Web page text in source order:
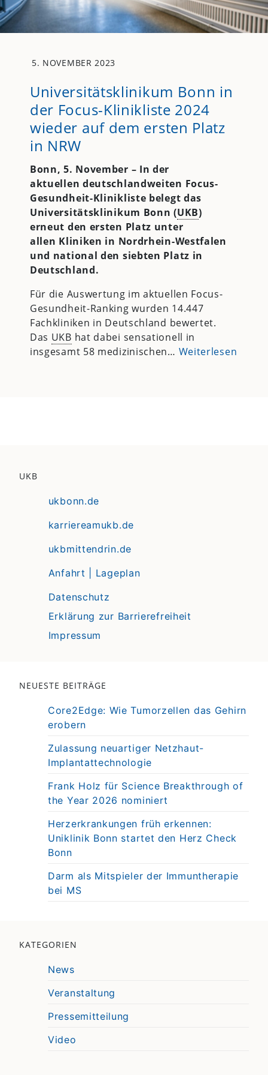
5. NOVEMBER 2023
Universitätsklinikum Bonn in
der Focus-Klinikliste 2024
wieder auf dem ersten Platz
in NRW
Bonn, 5. November – In der
aktuellen deutschlandweiten Focus-
Gesundheit-Klinikliste belegt das
Universitätsklinikum Bonn (UKB)
erneut den ersten Platz unter
allen Kliniken in Nordrhein-Westfalen
und national den siebten Platz in
Deutschland.
Für die Auswertung im aktuellen Focus-
Gesundheit-Ranking wurden 14.447
Fachkliniken in Deutschland bewertet.
Das UKB hat dabei sensationell in
insgesamt 58 medizinischen… Weiterlesen
UKB
ukbonn.de
karriereamukb.de
ukbmittendrin.de
Anfahrt | Lageplan
Datenschutz
Erklärung zur Barrierefreiheit
Impressum
NEUESTE BEITRÄGE
Core2Edge: Wie Tumorzellen das Gehirn
erobern
Zulassung neuartiger Netzhaut-
Implantattechnologie
Frank Holz für Science Breakthrough of
the Year 2026 nominiert
Herzerkrankungen früh erkennen:
Uniklinik Bonn startet den Herz Check
Bonn
Darm als Mitspieler der Immuntherapie
bei MS
KATEGORIEN
News
Veranstaltung
Pressemitteilung
Video